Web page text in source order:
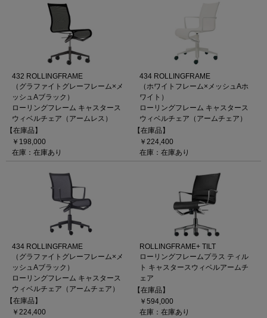
432 ROLLINGFRAME
（グラファイトグレーフレーム×メ
ッシュAブラック）
ローリングフレーム キャスタース
ウィベルチェア（アームレス）
【在庫品】
￥198,000
在庫：在庫あり
434 ROLLINGFRAME
（ホワイトフレーム×メッシュAホ
ワイト）
ローリングフレーム キャスタース
ウィベルチェア（アームチェア）
【在庫品】
￥224,400
在庫：在庫あり
434 ROLLINGFRAME
（グラファイトグレーフレーム×メ
ッシュAブラック）
ローリングフレーム キャスタース
ウィベルチェア（アームチェア）
【在庫品】
￥224,400
ROLLINGFRAME+ TILT
ローリングフレームプラス ティル
ト キャスタースウィベルアームチ
ェア
【在庫品】
￥594,000
在庫：在庫あり